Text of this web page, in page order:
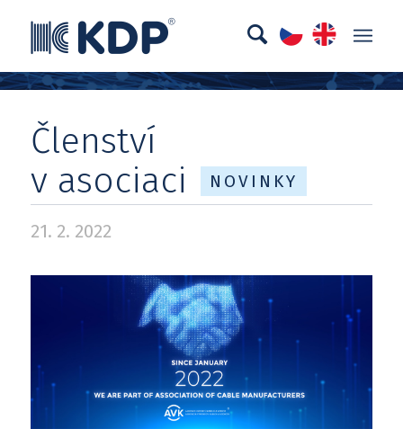
Členství
v asociaci
NOVINKY
21. 2. 2022